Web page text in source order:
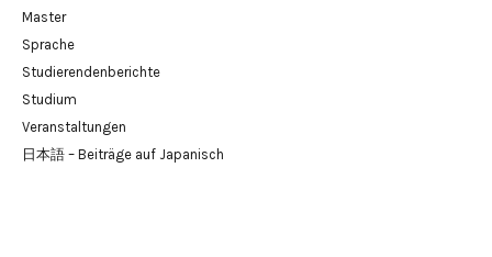
Master
Sprache
Studierendenberichte
Studium
Veranstaltungen
日本語 – Beiträge auf Japanisch